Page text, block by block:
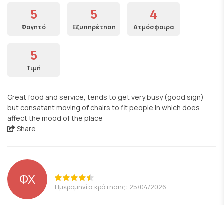
5
Φαγητό
5
Εξυπηρέτηση
4
Ατμόσφαιρα
5
Τιμή
Great food and service, tends to get very busy (good sign)
but consatant moving of chairs to fit people in which does
affect the mood of the place
Share
ΦΧ Ημερομηνία κράτησης: 25/04/2026